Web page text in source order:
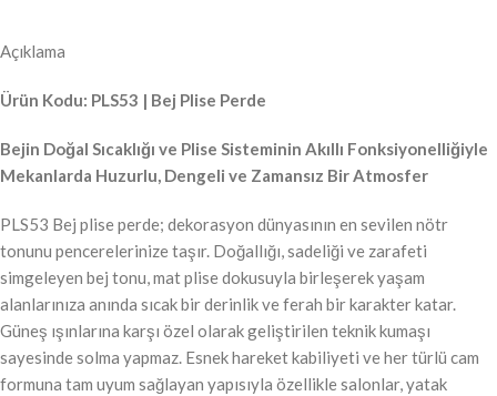
Açıklama
Ürün Kodu: PLS53 | Bej Plise Perde
Bejin Doğal Sıcaklığı ve Plise Sisteminin Akıllı Fonksiyonelliğiyle
Mekanlarda Huzurlu, Dengeli ve Zamansız Bir Atmosfer
PLS53 Bej plise perde; dekorasyon dünyasının en sevilen nötr
tonunu pencerelerinize taşır. Doğallığı, sadeliği ve zarafeti
simgeleyen bej tonu, mat plise dokusuyla birleşerek yaşam
alanlarınıza anında sıcak bir derinlik ve ferah bir karakter katar.
Güneş ışınlarına karşı özel olarak geliştirilen teknik kumaşı
sayesinde solma yapmaz. Esnek hareket kabiliyeti ve her türlü cam
formuna tam uyum sağlayan yapısıyla özellikle salonlar, yatak